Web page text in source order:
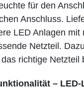
für den
Anschluss.
LED Anlagen
Netzteil.
richtige
–